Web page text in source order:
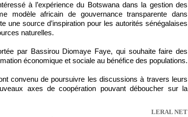
à l’expérience du Botswana dans la gestion des
modèle africain de gouvernance transparente dans
une source d’inspiration pour les autorités sénégalaises
naturelles.
par Bassirou Diomaye Faye, qui souhaite faire des
économique et sociale au bénéfice des populations.
convenu de poursuivre les discussions à travers leurs
axes de coopération pouvant déboucher sur la
LERAL NET